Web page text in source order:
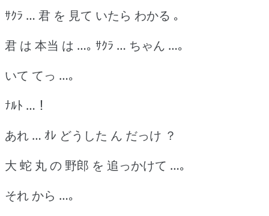
ｻｸﾗ … 君 を 見て いたら わかる ｡
君 は 本当 は …｡ ｻｸﾗ … ちゃん …｡
いて てっ …｡
ﾅﾙﾄ …！
あれ … ｵﾚ どうした ん だっけ ？
大 蛇 丸 の 野郎 を 追っかけて …｡
それ から …｡